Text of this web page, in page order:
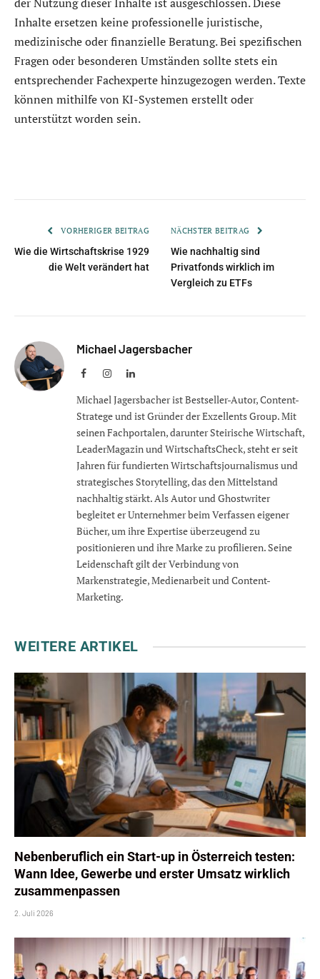
Inhalte ersetzen keine professionelle juristische,
medizinische oder finanzielle Beratung. Bei spezifischen
Fragen oder besonderen Umständen sollte stets ein
entsprechender Fachexperte hinzugezogen werden. Texte
können mithilfe von KI-Systemen erstellt oder
unterstützt worden sein.
VORHERIGER BEITRAG
Wie die Wirtschaftskrise 1929
die Welt verändert hat
NÄCHSTER BEITRAG
Wie nachhaltig sind
Privatfonds wirklich im
Vergleich zu ETFs
Michael Jagersbacher
FacebookInstagramLinkedIn
Michael Jagersbacher ist Bestseller-Autor, Content-
Stratege und ist Gründer der Exzellents Group. Mit
seinen Fachportalen, darunter Steirische Wirtschaft,
LeaderMagazin und WirtschaftsCheck, steht er seit
Jahren für fundierten Wirtschaftsjournalismus und
strategisches Storytelling, das den Mittelstand
nachhaltig stärkt. Als Autor und Ghostwriter
begleitet er Unternehmer beim Verfassen eigener
Bücher, um ihre Expertise überzeugend zu
positionieren und ihre Marke zu profilieren. Seine
Leidenschaft gilt der Verbindung von
Markenstrategie, Medienarbeit und Content-
Marketing.
WEITERE ARTIKEL
Nebenberuflich ein Start-up in Österreich testen:
Wann Idee, Gewerbe und erster Umsatz wirklich
zusammenpassen
2. Juli 2026